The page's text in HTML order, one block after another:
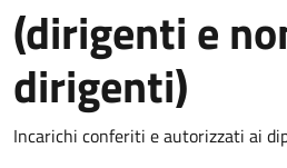
(dirigenti e
dirigenti)
Incarichi conferiti e autorizzati ai